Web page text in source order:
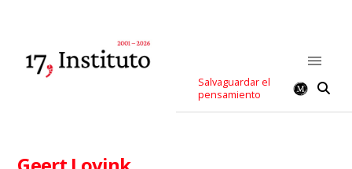
Salvaguardar el
pensamiento